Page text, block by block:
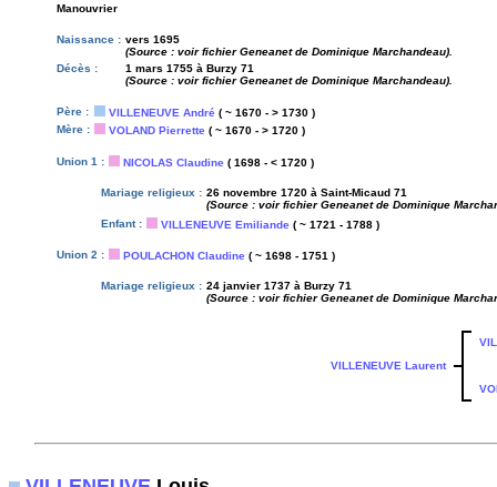
Manouvrier
Naissance : vers 1695
(Source : voir fichier Geneanet de Dominique Marchandeau).
Décès :
1 mars 1755 à Burzy 71
(Source : voir fichier Geneanet de Dominique Marchandeau).
Père : VILLENEUVE André ( ~ 1670 - > 1730 )
Mère :
VOLAND Pierrette ( ~ 1670 - > 1720 )
Union 1 : NICOLAS Claudine ( 1698 - < 1720 )
Mariage religieux : 26 novembre 1720 à Saint-Micaud 71
(Source : voir fichier Geneanet de Dominique
Enfant :
VILLENEUVE Emiliande ( ~ 1721 - 1788 )
Union 2 : POULACHON Claudine ( ~ 1698 - 1751 )
Mariage religieux : 24 janvier 1737 à Burzy 71
(Source : voir fichier Geneanet de Dominique
VILLENEUVE Laurent